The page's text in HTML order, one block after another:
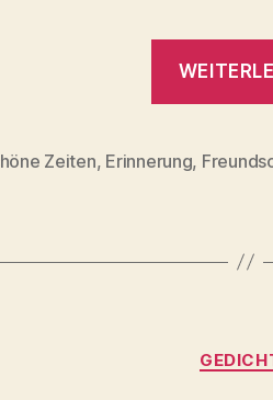
Zeiten, Erinnerung,